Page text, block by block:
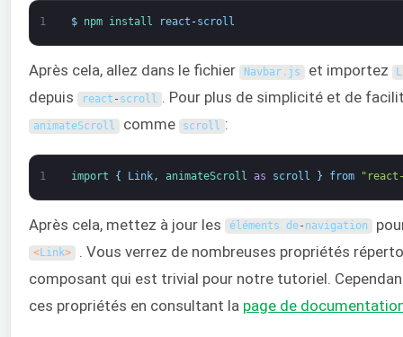
1 $ npm install react -scroll
Après cela, allez dans le fichier Navbar. js et importez
depuis react - scroll . Pour plus de simplicité et de
animateScroll comme scroll :
1 import { Link, animateScroll as scroll } from
Après cela, mettez à jour les éléments de- navigation
<Link> . Vous verrez de nombreuses propriétés
composant qui est trivial pour notre tutoriel.
ces propriétés en consultant la page de